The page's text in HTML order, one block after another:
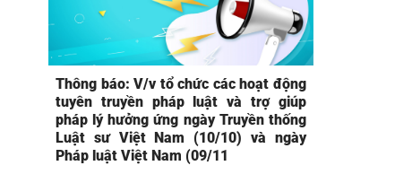
Thông báo: V/v tổ chức các hoạt động
tuyên truyền pháp luật và trợ giúp
pháp lý hưởng ứng ngày Truyền thống
Luật sư Việt Nam (10/10) và ngày
Pháp luật Việt Nam (09/11